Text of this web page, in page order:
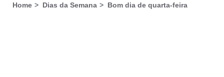
Home Dias da Semana Bom dia de quarta-feira